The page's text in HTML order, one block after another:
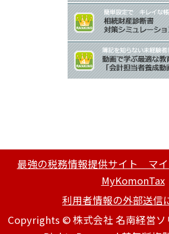
最強の税務情報提供サイト マ
MyKomonTax
利用者情報の外部送信
Copyrights © 株式会社 名南経営